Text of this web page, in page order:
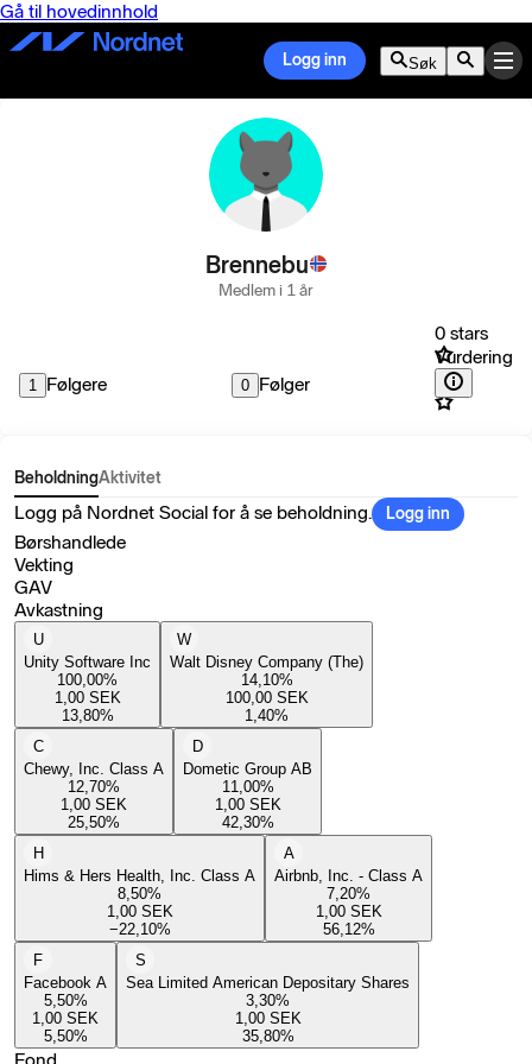
Gå til hovedinnhold
Logg inn Søk
Brennebu
Medlem i 1 år
1 Følgere 0 Følger
0 stars
Vurdering
BeholdningAktivitet
Logg på Nordnet Social for å se beholdning. Logg inn
Børshandlede
Vekting
GAV
Avkastning
U
Unity Software Inc
100,00%
1,00 SEK
13,80%
W
Walt Disney Company (The)
14,10%
100,00 SEK
1,40%
C
Chewy, Inc. Class A
12,70%
1,00 SEK
25,50%
D
Dometic Group AB
11,00%
1,00 SEK
42,30%
H
Hims & Hers Health, Inc. Class A
8,50%
1,00 SEK
−22,10%
A
Airbnb, Inc. - Class A
7,20%
1,00 SEK
56,12%
F
Facebook A
5,50%
1,00 SEK
5,50%
S
Sea Limited American Depositary Shares
3,30%
1,00 SEK
35,80%